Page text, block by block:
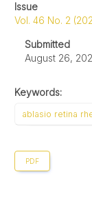
Issue
Vol. 46 No. 2
Submitted
August 26,
Keywords:
ablasio retina
PDF